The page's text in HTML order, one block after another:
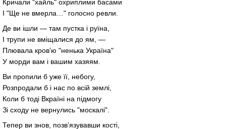
Кричали "хайль" охриплими басами
І "Ще не вмерла…" голосно ревли.
Де ви ішли — там пустка і руїна,
І трупи не вміщалися до ям, —
Плювала кров’ю "ненька Україна"
У морди вам і вашим хазяям.
Ви пропили б уже її, небогу,
Розпродали б і нас по всій землі,
Коли б тоді Вкраїні на підмогу
Зі сходу не вернулись "москалі".
Тепер ви знов, позв’язувавши кості,